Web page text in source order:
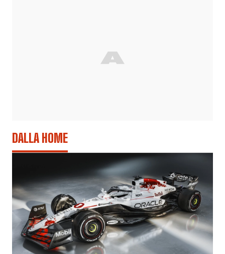
DALLA HOME